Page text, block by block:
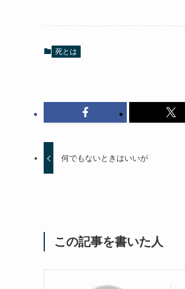
死とは
何でもないときはいいが
この記事を書いた人